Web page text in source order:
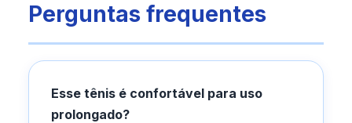
Perguntas frequentes
Esse tênis é confortável para uso
prolongado?